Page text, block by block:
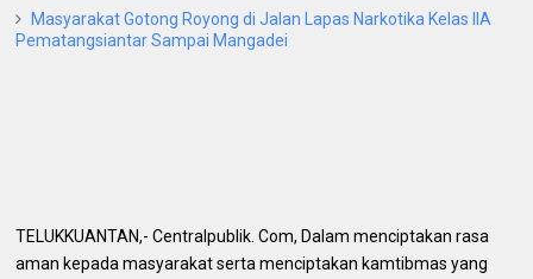
Masyarakat Gotong Royong di Jalan Lapas Narkotika Kelas IIA
Pematangsiantar Sampai Mangadei
TELUKKUANTAN,- Centralpublik. Com, Dalam menciptakan rasa
aman kepada masyarakat serta menciptakan kamtibmas yang